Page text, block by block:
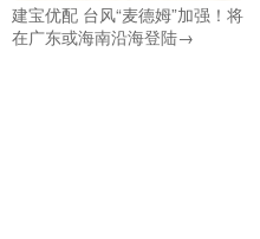
建宝优配 台风“麦德姆”加强！将
在广东或海南沿海登陆→